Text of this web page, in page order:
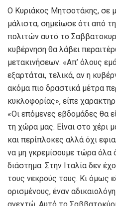
Ο Κυριάκος Μητσοτάκης, σε
μάλιστα, σημείωσε ότι από
πολιτών αυτό το
κυβέρνηση θα λάβει
μετακινήσεων. «Απ’ όλους
εξαρτάται, τελικά, αν η
ακόμα πιο δραστικά μέτρα
κυκλοφορίας», είπε
«Οι επόμενες εβδομάδες θα
τη χώρα μας. Είναι στο χέρι
και περίπλοκες αλλά όχι
να μη γκρεμίσουμε τώρα όλα
διάστημα. Στην Ιταλία δεν
τους νεκρούς τους. Κι όμως
ορισμένους, έναν